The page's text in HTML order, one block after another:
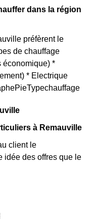
dans la région
préfèrent le
de chauffage
économique) *
* Electrique
à Remauville
client le
idée des offres que le